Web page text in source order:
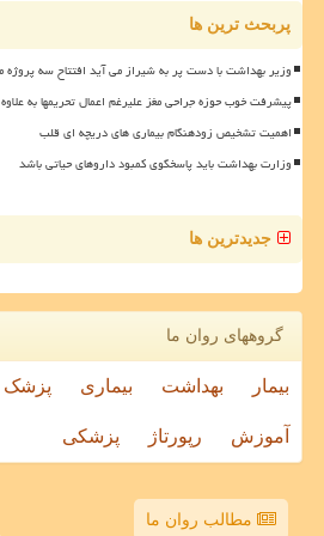
پربحث ترین ها
وزیر بهداشت با دست پر به شیراز می آید افتتاح سه پروژه
پیشرفت خوب حوزه جراحی مغز علیرغم اعمال تحریمها به
اهمیت تشخیص زودهنگام بیماری های دریچه ای قلب
وزارت بهداشت باید پاسخگوی کمبود داروهای حیاتی باشد
جدیدترین ها
گروههای روان ما
بیمار بهداشت بیماری پزشک
آموزش رپورتاژ پزشکی
مطالب روان ما